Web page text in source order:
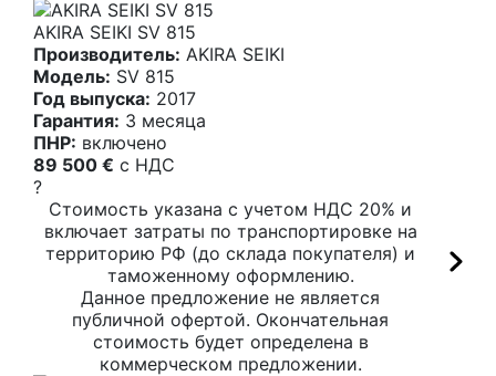
AKIRA SEIKI SV 815
Производитель: AKIRA SEIKI
Модель: SV 815
Год выпуска: 2017
Гарантия: 3 месяца
ПНР: включено
89 500 € c НДС
?
Стоимость указана с учетом НДС 20% и
включает затраты по транспортировке на
территорию РФ (до склада покупателя) и
таможенному оформлению.
Данное предложение не является
публичной офертой. Окончательная
стоимость будет определена в
коммерческом предложении.